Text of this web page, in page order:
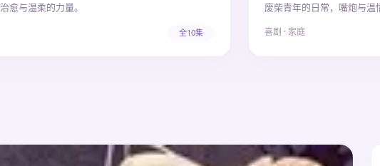
愈与温柔的力量。
全10集
废柴青年的日常，嘴炮与温
喜剧 · 家庭